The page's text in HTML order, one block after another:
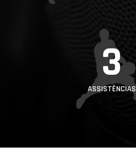
3
ASSISTÊNCIAS